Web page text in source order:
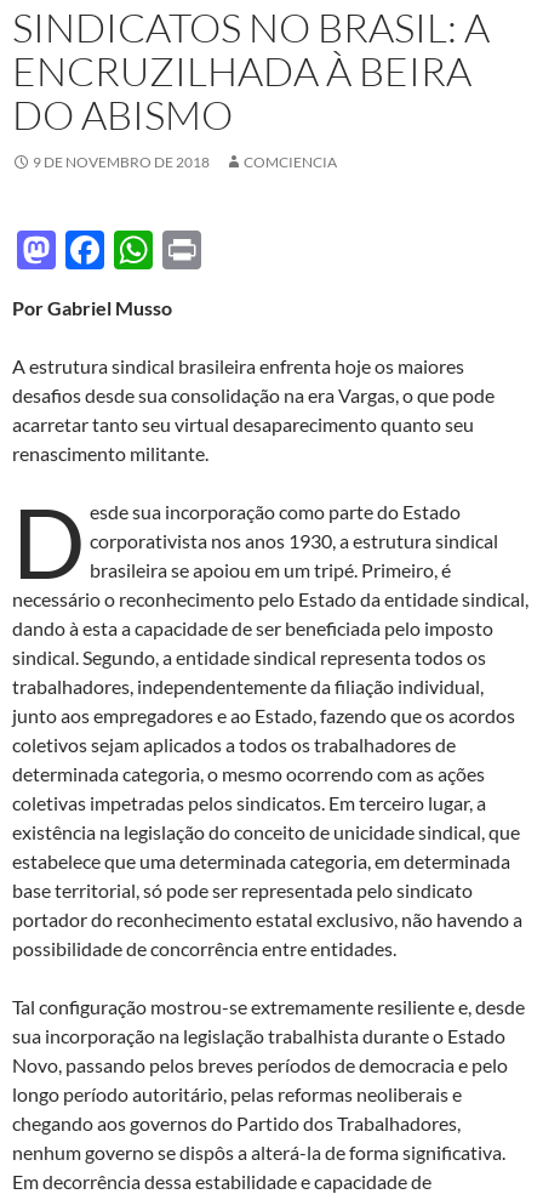
SINDICATOS NO BRASIL: A
ENCRUZILHADA À BEIRA
DO ABISMO
9 DE NOVEMBRO DE 2018 COMCIENCIA
M
to
d
o
n
F
e
b
o
o
W
at
s
A
p
Por Gabriel Musso
A estrutura sindical brasileira enfrenta hoje os maiores
desafios desde sua consolidação na era Vargas, o que pode
acarretar tanto seu virtual desaparecimento quanto seu
renascimento militante.
D esde sua incorporação como parte do Estado
corporativista nos anos 1930, a estrutura sindical
brasileira se apoiou em um tripé. Primeiro, é
necessário o reconhecimento pelo Estado da entidade sindical,
dando à esta a capacidade de ser beneficiada pelo imposto
sindical. Segundo, a entidade sindical representa todos os
trabalhadores, independentemente da filiação individual,
junto aos empregadores e ao Estado, fazendo que os acordos
coletivos sejam aplicados a todos os trabalhadores de
determinada categoria, o mesmo ocorrendo com as ações
coletivas impetradas pelos sindicatos. Em terceiro lugar, a
existência na legislação do conceito de unicidade sindical, que
estabelece que uma determinada categoria, em determinada
base territorial, só pode ser representada pelo sindicato
portador do reconhecimento estatal exclusivo, não havendo a
possibilidade de concorrência entre entidades.
Tal configuração mostrou-se extremamente resiliente e, desde
sua incorporação na legislação trabalhista durante o Estado
Novo, passando pelos breves períodos de democracia e pelo
longo período autoritário, pelas reformas neoliberais e
chegando aos governos do Partido dos Trabalhadores,
nenhum governo se dispôs a alterá-la de forma significativa.
Em decorrência dessa estabilidade e capacidade de